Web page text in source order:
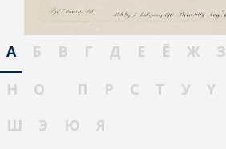
А Б В Г Д Е Ё Ж З
Н
О П Р С Т У Ү
Ш
Э Ю Я